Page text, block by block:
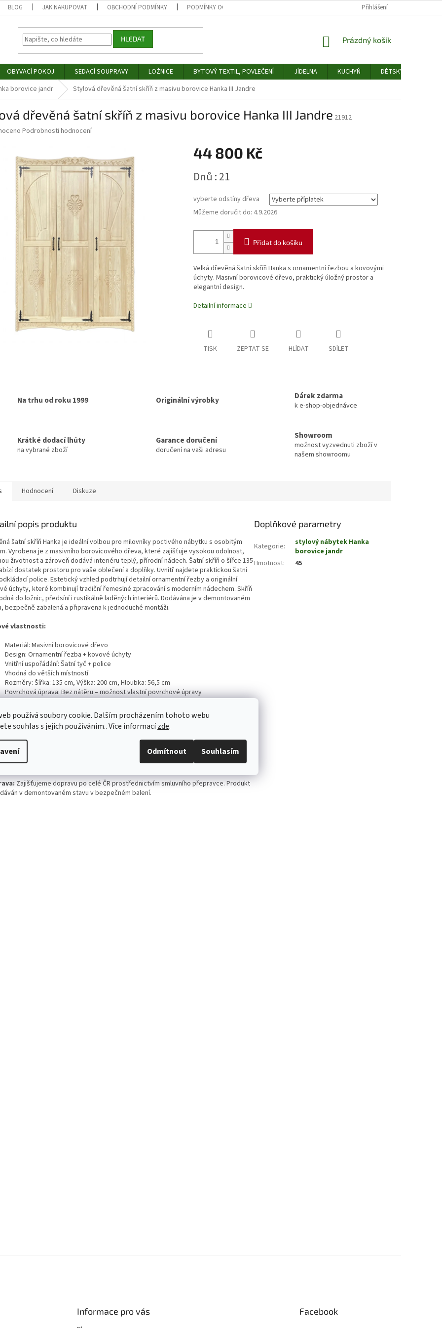
používá soubory cookie. Dalším procházením tohoto webu
souhlas s jejich používáním.. Více informacízde.
Odmítnout Souhlasím
BLOG JAK NAKUPOVAT OBCHODNÍ PODMÍNKY PODMÍNKY OCHRANY OSOBNÍCH ÚDAJŮ ODSTOUPENÍ OD SMLOUVY
Přihlášení
HLEDAT
NÁKUPNÍ
Prázdný košík
OBYVACÍ POKOJ SEDACÍ SOUPRAVY LOŽNICE BYTOVÝ TEXTIL, POVLEČENÍ JÍDELNA KUCHYŇ
DĚTSKÝ POKOJ
borovice jandr Stylová dřevěná šatní skříň z masivu borovice Hanka III Jandre
dřevěná šatní skříň z masivu borovice Hanka III Jandre 21912
Podrobnosti hodnocení
44 800 Kč
cena:
Dnů : 21
vyberte odstíny dřeva
Můžeme doručit do: 4.9.2026
Přidat do košíku
Velká dřevěná šatní skříň Hanka s ornamentní řezbou a kovovými
úchyty. Masivní borovicové dřevo, praktický úložný prostor a
elegantní design.
Detailní informace
TISK ZEPTAT SE HLÍDAT SDÍLET
Na trhu od roku 1999 Originální výrobky Dárek zdarma
k e-shop-objednávce
Krátké dodací lhůty
na vybrané zboží
Garance doručení
doručení na vaši adresu
Showroom
možnost vyzvednuti zboží v
našem showroomu
Hodnocení Diskuze
popis produktu
šatní skříň Hanka je ideální volbou pro milovníky poctivého nábytku s osobitým
Vyrobena je z masivního borovicového dřeva, které zajišťuje vysokou odolnost,
životnost a zároveň dodává interiéru teplý, přírodní nádech. Šatní skříň o šířce 135
dostatek prostoru pro vaše oblečení a doplňky. Uvnitř najdete praktickou šatní
police. Estetický vzhled podtrhují detailní ornamentní řezby a originální
úchyty, které kombinují tradiční řemeslné zpracování s moderním nádechem. Skříň
do ložnic, předsíní i rustikálně laděných interiérů. Dodávána je v demontovaném
bezpečně zabalená a připravena k jednoduché montáži.
vlastnosti:
Materiál: Masivní borovicové dřevo
Design: Ornamentní řezba + kovové úchyty
Vnitřní uspořádání: Šatní tyč + police
Vhodná do větších místností
Rozměry: Šířka: 135 cm, Výška: 200 cm, Hloubka: 56,5 cm
Povrchová úprava: Bez nátěru – možnost vlastní povrchové úpravy
Před použitím doporučujeme dřevo ošetřit vhodným ochranným nátěrem
přirozeného vzhledu a delší životnost. Pro sladěný interiér doporučujeme
Barvy a kresba dřeva se mohou mírně lišit od vyobrazení v závislosti na
vlastnostech materiálu.
Zajišťujeme dopravu po celé ČR prostřednictvím smluvního přepravce. Produkt
v demontovaném stavu v bezpečném balení.
Doplňkové parametry
Kategorie:
stylový nábytek Hanka
borovice jandr
Hmotnost: 45
Informace pro vás Facebook